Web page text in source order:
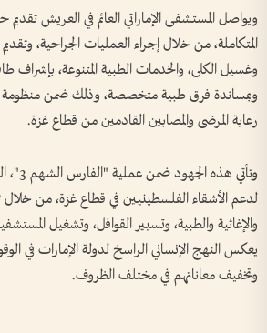
ويواصل المستشفى الإماراتي العائم في العريش تقديم
المتكاملة، من خلال إجراء العمليات الجراحية،
وغسيل الكلى، والخدمات الطبية المتنوعة، بإشراف
وبمساندة فرق طبية متخصصة، وذلك ضمن منظومة
رعاية المرضى والمصابين القادمين من قطاع غزة.
وتأتي
لدعم الأشقاء الفلسطينيين في قطاع غزة، من خلال
والإغاثية والطبية، وتسيير القوافل، وتشغيل
يعكس النهج الإنساني الراسخ لدولة الإمارات في
وتخفيف معاناتهم في مختلف الظروف.